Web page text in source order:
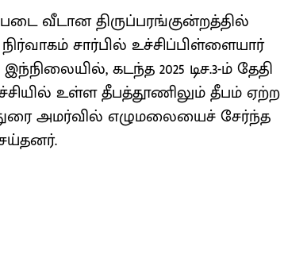
வீடான திருப்​பரங்​குன்​றத்​தில்
சார்​பில் உச்​சிப்​பிள்​ளை​யார்
கடந்த 2025 டிச.3-ம் தேதி
உள்ள தீபத்​தூணிலும் தீபம் ஏற்ற
அமர்​வில் எழு​மலை​யைச் சேர்ந்த